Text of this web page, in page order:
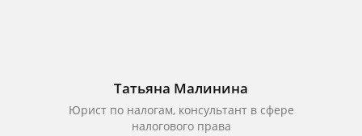
Татьяна Малинина
Юрист по налогам, консультант в сфере
налогового права